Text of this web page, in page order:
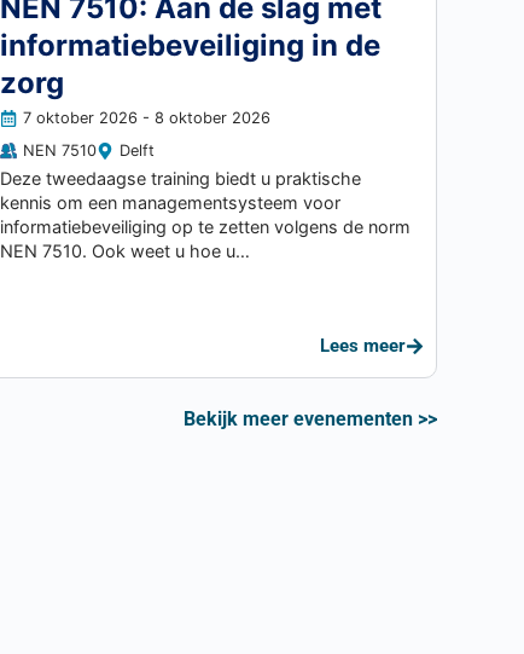
NEN 7510: Aan de slag met
informatiebeveiliging in de
zorg
7 oktober 2026 - 8 oktober 2026
NEN 7510
Delft
Deze tweedaagse training biedt u praktische
kennis om een managementsysteem voor
informatiebeveiliging op te zetten volgens de norm
NEN 7510. Ook weet u hoe u…
Lees meer
Bekijk meer evenementen >>